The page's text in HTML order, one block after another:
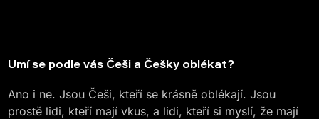
Umí se podle vás Češi a Češky oblékat?
Ano i ne. Jsou Češi, kteří se krásně oblékají. Jsou
prostě lidi, kteří mají vkus, a lidi, kteří si myslí, že mají